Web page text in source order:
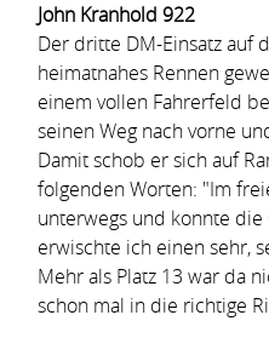
John Kranhold 922
Der dritte DM-Einsatz auf
heimatnahes Rennen
einem vollen Fahrerfeld
seinen Weg nach vorne
Damit schob er sich auf
folgenden Worten: "Im
unterwegs und konnte
erwischte ich einen sehr,
Mehr als Platz 13 war da
schon mal in die richtige